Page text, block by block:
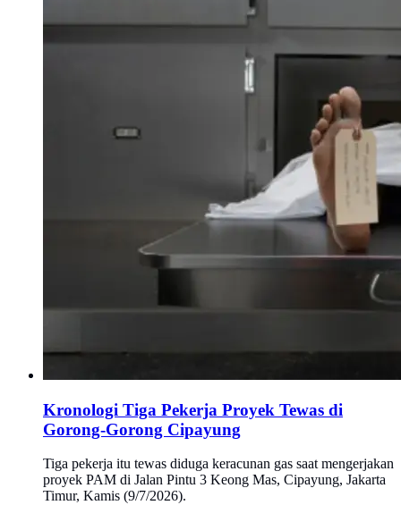
Kronologi Tiga Pekerja Proyek Tewas di
Gorong-Gorong Cipayung
Tiga pekerja itu tewas diduga keracunan gas saat mengerjakan
proyek PAM di Jalan Pintu 3 Keong Mas, Cipayung, Jakarta
Timur, Kamis (9/7/2026).